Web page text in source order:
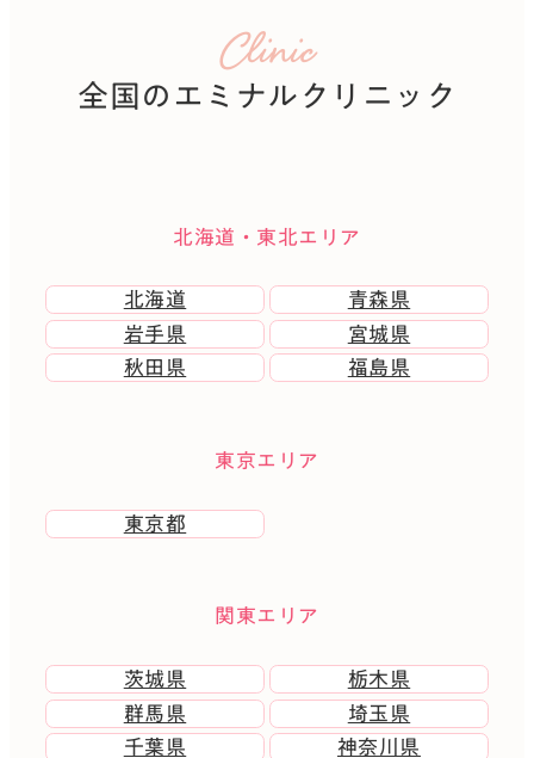
Clinic
全国のエミナルクリニック
北海道・東北エリア
北海道
青森県
岩手県
宮城県
秋田県
福島県
東京エリア
東京都
関東エリア
茨城県
栃木県
群馬県
埼玉県
千葉県
神奈川県